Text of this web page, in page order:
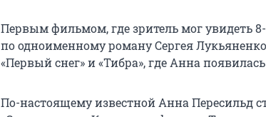
Первым фильмом, где зритель мог увидеть
по одноименному роману Сергея
«Первый снег» и «Тибра», где Анна
По-настоящему известной Анна Пересильд